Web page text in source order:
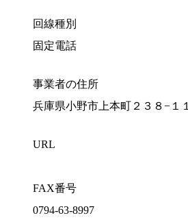
回線種別
固定電話
事業者の住所
兵庫県小野市上本町２３８−１１
URL
FAX番号
0794-63-8997